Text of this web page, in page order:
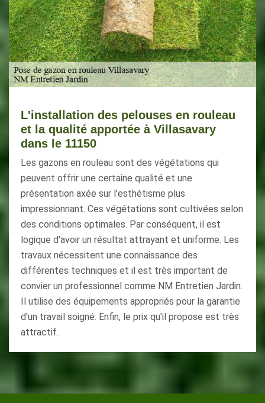
L'installation des pelouses en rouleau
et la qualité apportée à Villasavary
dans le 11150
Les gazons en rouleau sont des végétations qui
peuvent offrir une certaine qualité et une
présentation axée sur l'esthétisme plus
impressionnant. Ces végétations sont cultivées selon
des conditions optimales. Par conséquent, il est
logique d'avoir un résultat attrayant et uniforme. Les
travaux nécessitent une connaissance des
différentes techniques et il est très important de
convier un professionnel comme NM Entretien Jardin.
Il utilise des équipements appropriés pour la garantie
d'un travail soigné. Enfin, le prix qu'il propose est très
attractif.